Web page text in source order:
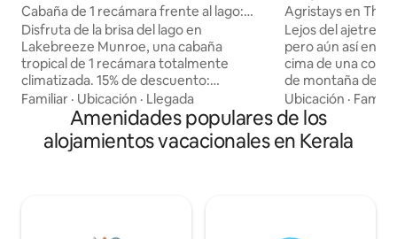
Cabaña de 1 recámara frente al lago:
hamaca, acceso al lago y vistas
Disfruta de la brisa del lago en
Lakebreeze Munroe, una cabaña
tropical de 1 recámara totalmente
climatizada. 15% de descuento:
huéspedes con las mejores
calificaciones (4.8+⭐ y mínimo 3
evaluaciones) >Habitaciones AC
Lakeview >Estacionamiento gratuito
Familiar · Ubicación · Llegada
Agristays en The
Homestay.
Lejos del ajetreo
pero aún así en
cima de una
de montaña de
brindis para los
y los veraneantes por
terraza de
las colinas de los
Ubicación ·
Amenidades populares de los
alojamientos vacacionales en Kerala